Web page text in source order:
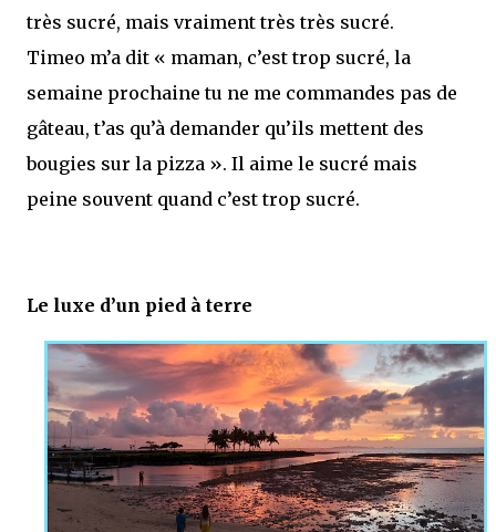
très sucré, mais vraiment très très sucré.
Timeo m’a dit « maman, c’est trop sucré, la
semaine prochaine tu ne me commandes pas de
gâteau, t’as qu’à demander qu’ils mettent des
bougies sur la pizza ». Il aime le sucré mais
peine souvent quand c’est trop sucré.
Le luxe d’un pied à terre